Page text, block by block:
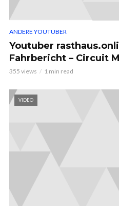
ANDERE YOUTUBER
Youtuber
Fahrbericht – Circuit
355 views 1 min read
VIDEO